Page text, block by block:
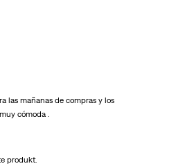
las mañanas de compras y los
cómoda .
produkt.